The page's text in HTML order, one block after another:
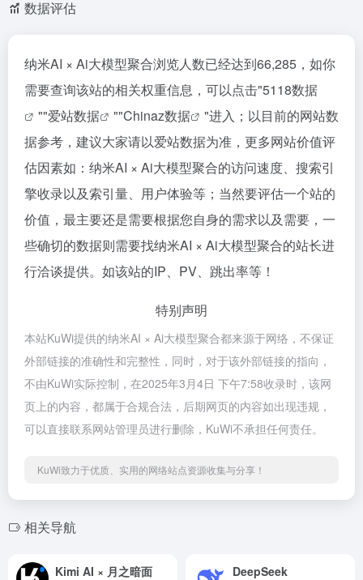
数据评估
纳米AI × Ai大模型聚合浏览人数已经达到66,285，如你
需要查询该站的相关权重信息，可以点击"5118数据
""爱站数据 ""Chinaz数据
"进入；以目前的网站数
据参考，建议大家请以爱站数据为准，更多网站价值评
估因素如：纳米AI × Ai大模型聚合的访问速度、搜索引
擎收录以及索引量、用户体验等；当然要评估一个站的
价值，最主要还是需要根据您自身的需求以及需要，一
些确切的数据则需要找纳米AI × Ai大模型聚合的站长进
行洽谈提供。如该站的IP、PV、跳出率等！
特别声明
本站KuWi提供的纳米AI × Ai大模型聚合都来源于网络，不保证
外部链接的准确性和完整性，同时，对于该外部链接的指向，
不由KuWi实际控制，在2025年3月4日 下午7:58收录时，该网
页上的内容，都属于合规合法，后期网页的内容如出现违规，
可以直接联系网站管理员进行删除，KuWi不承担任何责任。
KuWi致力于优质、实用的网络站点资源收集与分享！
相关导航
Kimi AI × 月之暗面 DeepSeek